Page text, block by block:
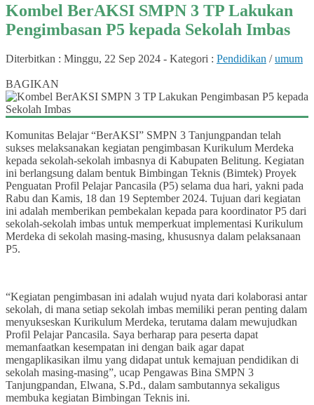
Kombel BerAKSI SMPN 3 TP Lakukan
Pengimbasan P5 kepada Sekolah Imbas
Diterbitkan : Minggu, 22 Sep 2024 - Kategori : Pendidikan /umum
BAGIKAN
Komunitas Belajar “BerAKSI” SMPN 3 Tanjungpandan telah
sukses melaksanakan kegiatan pengimbasan Kurikulum Merdeka
kepada sekolah-sekolah imbasnya di Kabupaten Belitung. Kegiatan
ini berlangsung dalam bentuk Bimbingan Teknis (Bimtek) Proyek
Penguatan Profil Pelajar Pancasila (P5) selama dua hari, yakni pada
Rabu dan Kamis, 18 dan 19 September 2024. Tujuan dari kegiatan
ini adalah memberikan pembekalan kepada para koordinator P5 dari
sekolah-sekolah imbas untuk memperkuat implementasi Kurikulum
Merdeka di sekolah masing-masing, khususnya dalam pelaksanaan
P5.
“Kegiatan pengimbasan ini adalah wujud nyata dari kolaborasi antar
sekolah, di mana setiap sekolah imbas memiliki peran penting dalam
menyukseskan Kurikulum Merdeka, terutama dalam mewujudkan
Profil Pelajar Pancasila. Saya berharap para peserta dapat
memanfaatkan kesempatan ini dengan baik agar dapat
mengaplikasikan ilmu yang didapat untuk kemajuan pendidikan di
sekolah masing-masing”, ucap Pengawas Bina SMPN 3
Tanjungpandan, Elwana, S.Pd., dalam sambutannya sekaligus
membuka kegiatan Bimbingan Teknis ini.